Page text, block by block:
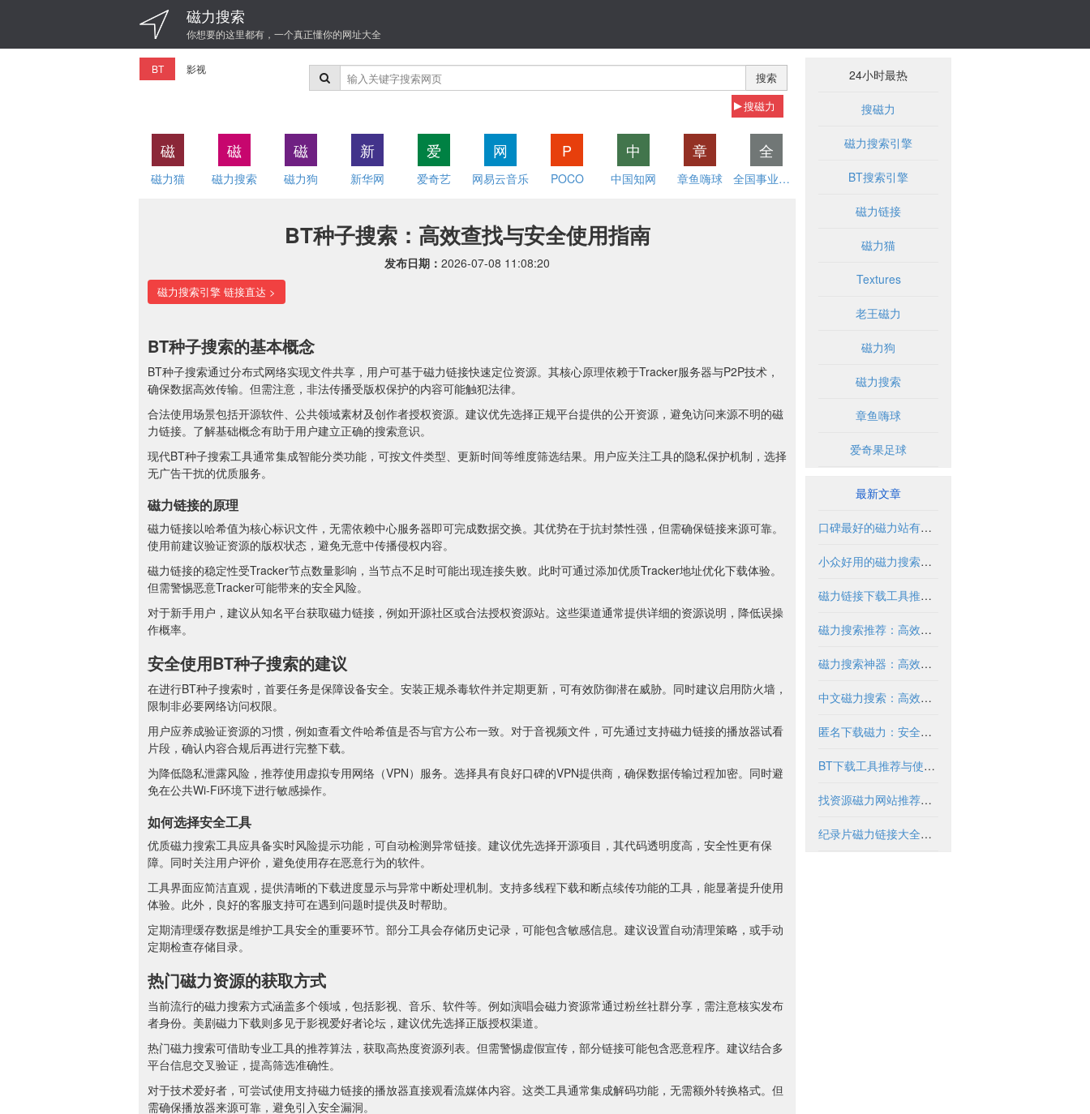
磁力搜索
你想要的这里都有，一个真正懂你的网址大全
BT 影视
搜索
搜磁力
磁
磁力猫
磁
磁力搜索
磁
磁力狗
新
新华网
爱
爱奇艺
网
网易云音乐
P
POCO
中
中国知网
章
章鱼嗨球
全
全国事业单位招聘网
BT种子搜索：高效查找与安全使用指南
发布日期： 2026-07-08 11:08:20
磁力搜索引擎 链接直达 >
BT种子搜索的基本概念
BT种子搜索通过分布式网络实现文件共享，用户可基于磁力链接快速定位资源。其核心原理依赖于Tracker服务器与P2P技术，
确保数据高效传输。但需注意，非法传播受版权保护的内容可能触犯法律。
合法使用场景包括开源软件、公共领域素材及创作者授权资源。建议优先选择正规平台提供的公开资源，避免访问来源不明的磁
力链接。了解基础概念有助于用户建立正确的搜索意识。
现代BT种子搜索工具通常集成智能分类功能，可按文件类型、更新时间等维度筛选结果。用户应关注工具的隐私保护机制，选择
无广告干扰的优质服务。
磁力链接的原理
磁力链接以哈希值为核心标识文件，无需依赖中心服务器即可完成数据交换。其优势在于抗封禁性强，但需确保链接来源可靠。
使用前建议验证资源的版权状态，避免无意中传播侵权内容。
磁力链接的稳定性受Tracker节点数量影响，当节点不足时可能出现连接失败。此时可通过添加优质Tracker地址优化下载体验。
但需警惕恶意Tracker可能带来的安全风险。
对于新手用户，建议从知名平台获取磁力链接，例如开源社区或合法授权资源站。这些渠道通常提供详细的资源说明，降低误操
作概率。
安全使用BT种子搜索的建议
在进行BT种子搜索时，首要任务是保障设备安全。安装正规杀毒软件并定期更新，可有效防御潜在威胁。同时建议启用防火墙，
限制非必要网络访问权限。
用户应养成验证资源的习惯，例如查看文件哈希值是否与官方公布一致。对于音视频文件，可先通过支持磁力链接的播放器试看
片段，确认内容合规后再进行完整下载。
为降低隐私泄露风险，推荐使用虚拟专用网络（VPN）服务。选择具有良好口碑的VPN提供商，确保数据传输过程加密。同时避
免在公共Wi-Fi环境下进行敏感操作。
如何选择安全工具
优质磁力搜索工具应具备实时风险提示功能，可自动检测异常链接。建议优先选择开源项目，其代码透明度高，安全性更有保
障。同时关注用户评价，避免使用存在恶意行为的软件。
工具界面应简洁直观，提供清晰的下载进度显示与异常中断处理机制。支持多线程下载和断点续传功能的工具，能显著提升使用
体验。此外，良好的客服支持可在遇到问题时提供及时帮助。
定期清理缓存数据是维护工具安全的重要环节。部分工具会存储历史记录，可能包含敏感信息。建议设置自动清理策略，或手动
定期检查存储目录。
热门磁力资源的获取方式
当前流行的磁力搜索方式涵盖多个领域，包括影视、音乐、软件等。例如演唱会磁力资源常通过粉丝社群分享，需注意核实发布
者身份。美剧磁力下载则多见于影视爱好者论坛，建议优先选择正版授权渠道。
热门磁力搜索可借助专业工具的推荐算法，获取高热度资源列表。但需警惕虚假宣传，部分链接可能包含恶意程序。建议结合多
平台信息交叉验证，提高筛选准确性。
对于技术爱好者，可尝试使用支持磁力链接的播放器直接观看流媒体内容。这类工具通常集成解码功能，无需额外转换格式。但
需确保播放器来源可靠，避免引入安全漏洞。
24小时最热
搜磁力
磁力搜索引擎
BT搜索引擎
磁力链接
磁力猫
Textures
老王磁力
磁力狗
磁力搜索
章鱼嗨球
爱奇果足球
最新文章
口碑最好的磁力站有哪些推荐？2024年全面解析
小众好用的磁力搜索推荐与解析
磁力链接下载工具推荐与使用指南
磁力搜索推荐：高效获取资源的实用指南
磁力搜索神器：高效获取资源的必备工具
中文磁力搜索：高效获取资源的合法方式
匿名下载磁力：安全获取资源的合法方式
BT下载工具推荐与使用指南
找资源磁力网站推荐与安全使用指南
纪录片磁力链接大全与安全下载指南